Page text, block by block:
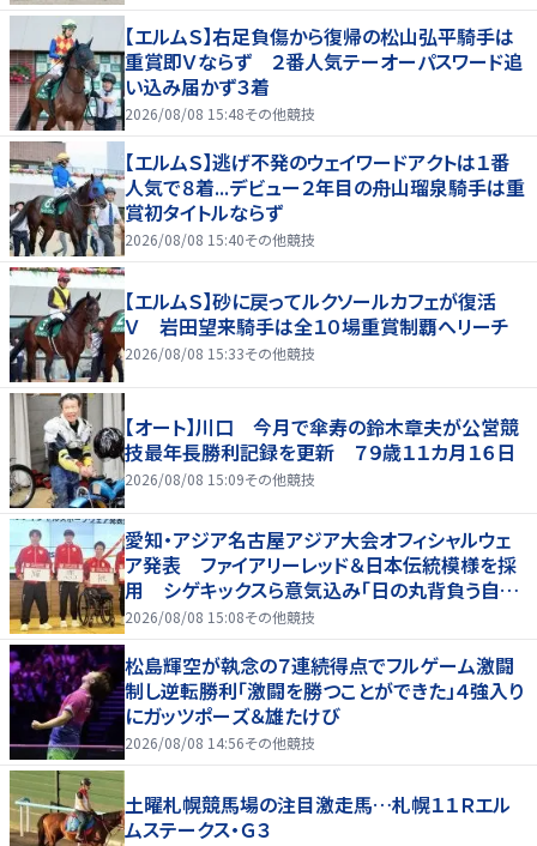
【エルムＳ】右足負傷から復帰の松山弘平騎手は
重賞即Ｖならず ２番人気テーオーパスワード追
い込み届かず３着
2026/08/08 15:48その他競技
【エルムＳ】逃げ不発のウェイワードアクトは１番
人気で８着...デビュー２年目の舟山瑠泉騎手は重
賞初タイトルならず
2026/08/08 15:40その他競技
【エルムＳ】砂に戻ってルクソールカフェが復活
Ｖ 岩田望来騎手は全１０場重賞制覇へリーチ
2026/08/08 15:33その他競技
【オート】川口 今月で傘寿の鈴木章夫が公営競
技最年長勝利記録を更新 ７９歳１１カ月１６日
2026/08/08 15:09その他競技
愛知・アジア名古屋アジア大会オフィシャルウェ
ア発表 ファイアリーレッド＆日本伝統模様を採
用 シゲキックスら意気込み「日の丸背負う自覚
を再認識」
2026/08/08 15:08その他競技
松島輝空が執念の７連続得点でフルゲーム激闘
制し逆転勝利「激闘を勝つことができた」４強入り
にガッツポーズ＆雄たけび
2026/08/08 14:56その他競技
土曜札幌競馬場の注目激走馬…札幌１１Ｒエル
ムステークス・Ｇ３